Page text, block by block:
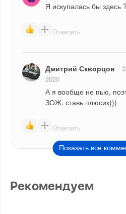
Я искупалась бы здесь ?
Ответить
Дмитрий Скворцов
2020
А я вообще не пью,
ЗОЖ, ставь плюсик)))
Ответить
Показать все
Рекомендуем